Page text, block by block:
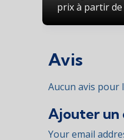
prix à partir de
Avis
Aucun avis pour
Ajouter un
Your email